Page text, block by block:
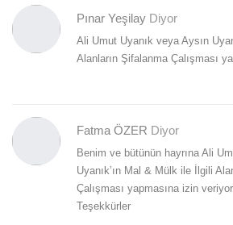
Pınar Yeşilay Diyor
Ali Umut Uyanık veya Aysın
Alanların Şifalanma Çalışması
Fatma ÖZER Diyor
Benim ve bütünün hayrına Ali
Uyanık’ın Mal & Mülk ile İlgili
Çalışması yapmasına izin
Teşekkürler